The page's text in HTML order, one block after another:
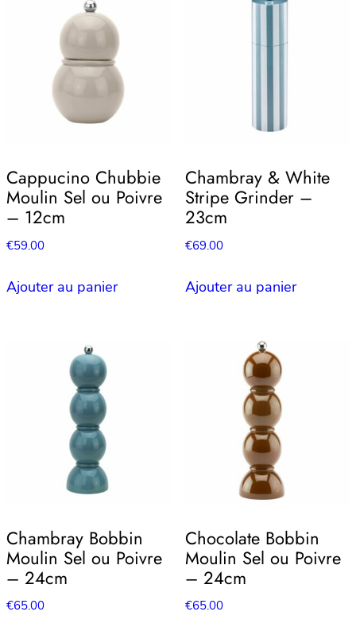
Cappucino Chubbie
Moulin Sel ou Poivre
– 12cm
€59.00
Ajouter au panier
Chambray & White
Stripe Grinder –
23cm
€69.00
Ajouter au panier
Chambray Bobbin
Moulin Sel ou Poivre
– 24cm
€65.00
Chocolate Bobbin
Moulin Sel ou Poivre
– 24cm
€65.00